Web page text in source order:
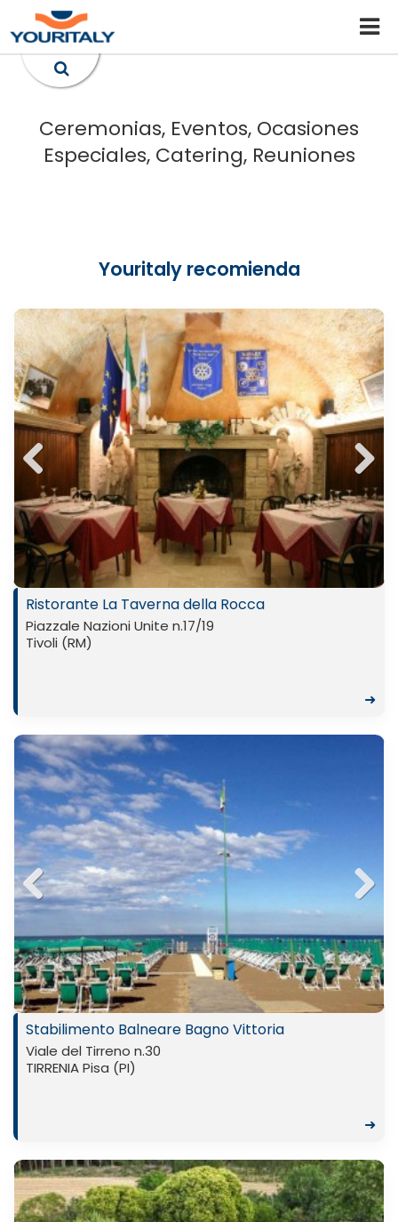
Ceremonias, Eventos, Ocasiones
Especiales, Catering, Reuniones
Youritaly recomienda
Previ
ous
Next
Ristorante La Taverna della Rocca
Piazzale Nazioni Unite n.17/19
Tivoli (RM)
➜
ous
Stabilimento Balneare Bagno Vittoria
Viale del Tirreno n.30
TIRRENIA Pisa (PI)
➜